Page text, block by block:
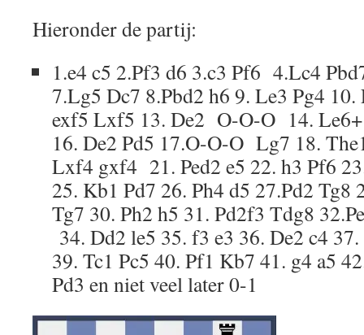
Hieronder de partij:
1.e4 c5 2.Pf3 d6 3.c3 Pf6 4.Lc4
7.Lg5 Dc7 8.Pbd2 h6 9. Le3 Pg4
exf5 Lxf5 13. De2 O-O-O 14. Le6+
16. De2 Pd5 17.O-O-O Lg7 18.
Lxf4 gxf4 21. Ped2 e5 22. h3 Pf6
25. Kb1 Pd7 26. Ph4 d5 27.Pd2
Tg7 30. Ph2 h5 31. Pd2f3 Tdg8
34. Dd2 le5 35. f3 e3 36. De2 c4
39. Tc1 Pc5 40. Pf1 Kb7 41. g4 a5
Pd3 en niet veel later 0-1